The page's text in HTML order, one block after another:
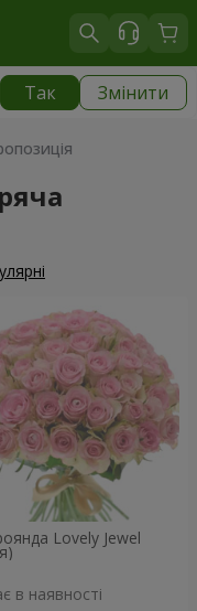
Так Змінити
Lovely Jewel
в наявності